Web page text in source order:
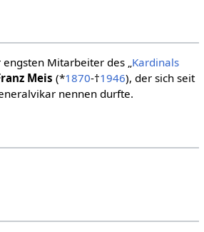
Mitarbeiter des „ Kardinals
Meis (*1870-†1946), der sich seit
nennen durfte.